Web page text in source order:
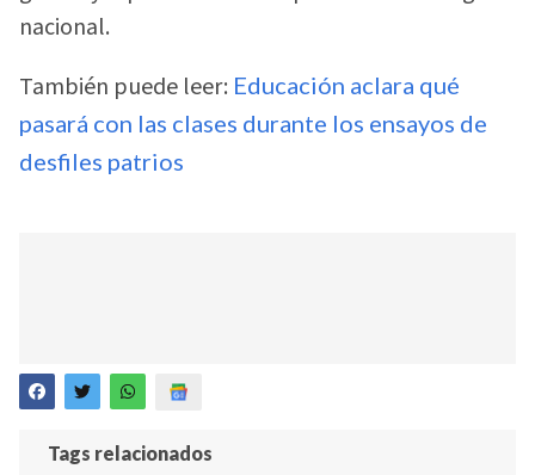
nacional.
También puede leer: Educación aclara qué
pasará con las clases durante los ensayos de
desfiles patrios
Tags relacionados